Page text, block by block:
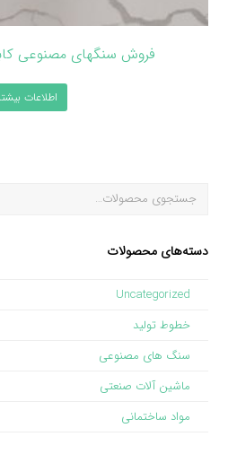
فروش سنگهای مصنوعی
اطلاعات
دسته‌های محصولات
Uncategorized
خطوط تولید
سنگ های مصنوعی
ماشین آلات صنعتی
مواد ساختمانی